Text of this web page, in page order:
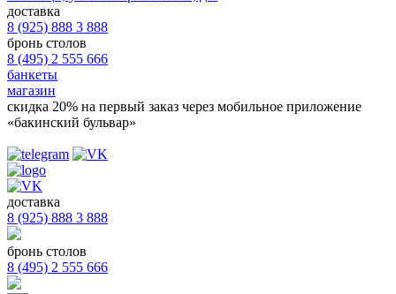
доставка
8 (925) 888 3 888
бронь столов
8 (495) 2 555 666
банкеты
магазин
скидка 20% на первый заказ через мобильное приложение
«бакинский бульвар»
доставка
8 (925) 888 3 888
бронь столов
8 (495) 2 555 666